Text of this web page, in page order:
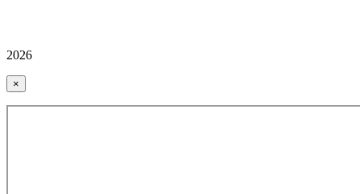
2026
×